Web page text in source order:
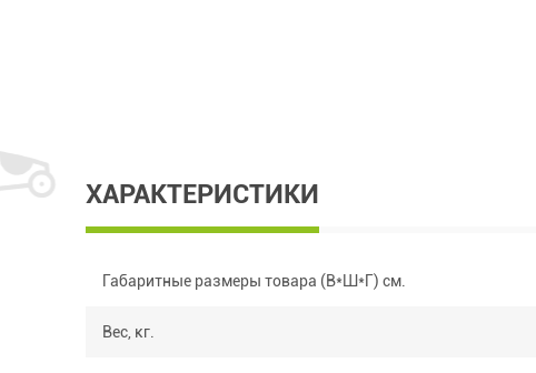
ХАРАКТЕРИСТИКИ
Габаритные размеры товара (В*Ш*Г) см.
Вес, кг.